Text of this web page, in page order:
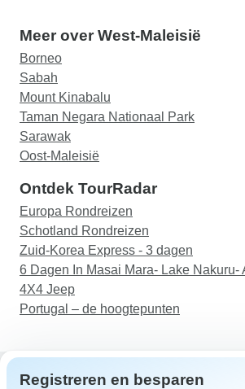
Meer over West-Maleisië
Borneo
Sabah
Mount Kinabalu
Taman Negara Nationaal Park
Sarawak
Oost-Maleisië
Ontdek TourRadar
Europa Rondreizen
Schotland Rondreizen
Zuid-Korea Express - 3 dagen
6 Dagen In Masai Mara- Lake Nakuru-
4X4 Jeep
Portugal – de hoogtepunten
Registreren en besparen